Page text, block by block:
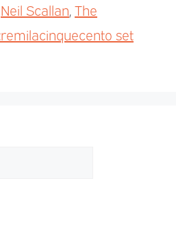
Neil Scallan,The
set